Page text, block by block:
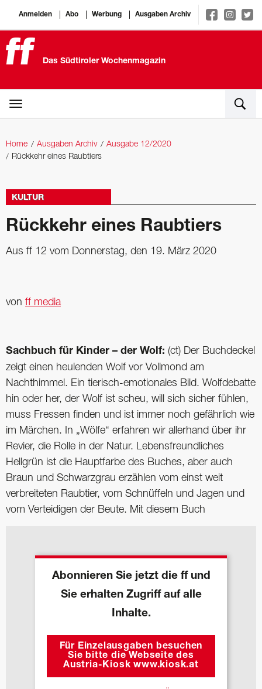
Anmelden Abo Werbung Ausgaben Archiv
Das Südtiroler Wochenmagazin
Home Ausgaben Archiv
Ausgabe 12/2020
Rückkehr eines Raubtiers
KULTUR
Rückkehr eines Raubtiers
Aus ff 12 vom Donnerstag, den 19. März 2020
von ff media
Sachbuch für Kinder – der Wolf: (ct) Der Buchdeckel
zeigt einen heulenden Wolf vor Vollmond am
Nachthimmel. Ein tierisch-emotionales Bild. Wolfdebatte
hin oder her, der Wolf ist scheu, will sich sicher fühlen,
muss Fressen finden und ist immer noch gefährlich wie
im Märchen. In „Wölfe“ erfahren wir allerhand über ihr
Revier, die Rolle in der Natur. Lebensfreundliches
Hellgrün ist die Hauptfarbe des Buches, aber auch
Braun und Schwarzgrau erzählen vom einst weit
verbreiteten Raubtier, vom Schnüffeln und Jagen und
vom Verteidigen der Beute. Mit diesem Buch
Abonnieren Sie jetzt die ff und
Sie erhalten Zugriff auf alle
Inhalte.
Für Einzelausgaben besuchen
Sie bitte die Webseite des
Austria-Kiosk www.kiosk.at